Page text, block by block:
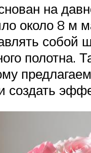
на
около 8 м
полотна.
создать